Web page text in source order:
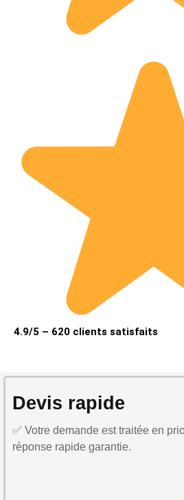
4.9/5 – 620 clients satisfaits
Devis rapide
✅ Votre demande est traitée en
réponse rapide garantie.